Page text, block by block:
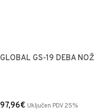
GLOBAL GS-19 DEBA NOŽ
97,96€ Uključen PDV 25%